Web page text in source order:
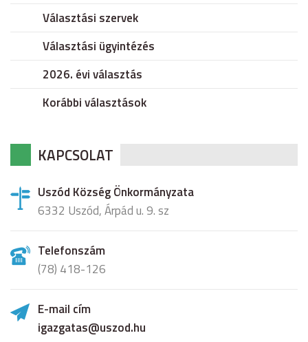
Választási szervek
Választási ügyintézés
2026. évi választás
Korábbi választások
KAPCSOLAT
Uszód Község Önkormányzata
6332 Uszód, Árpád u. 9. sz
Telefonszám
(78) 418-126
E-mail cím
igazgatas@uszod.hu